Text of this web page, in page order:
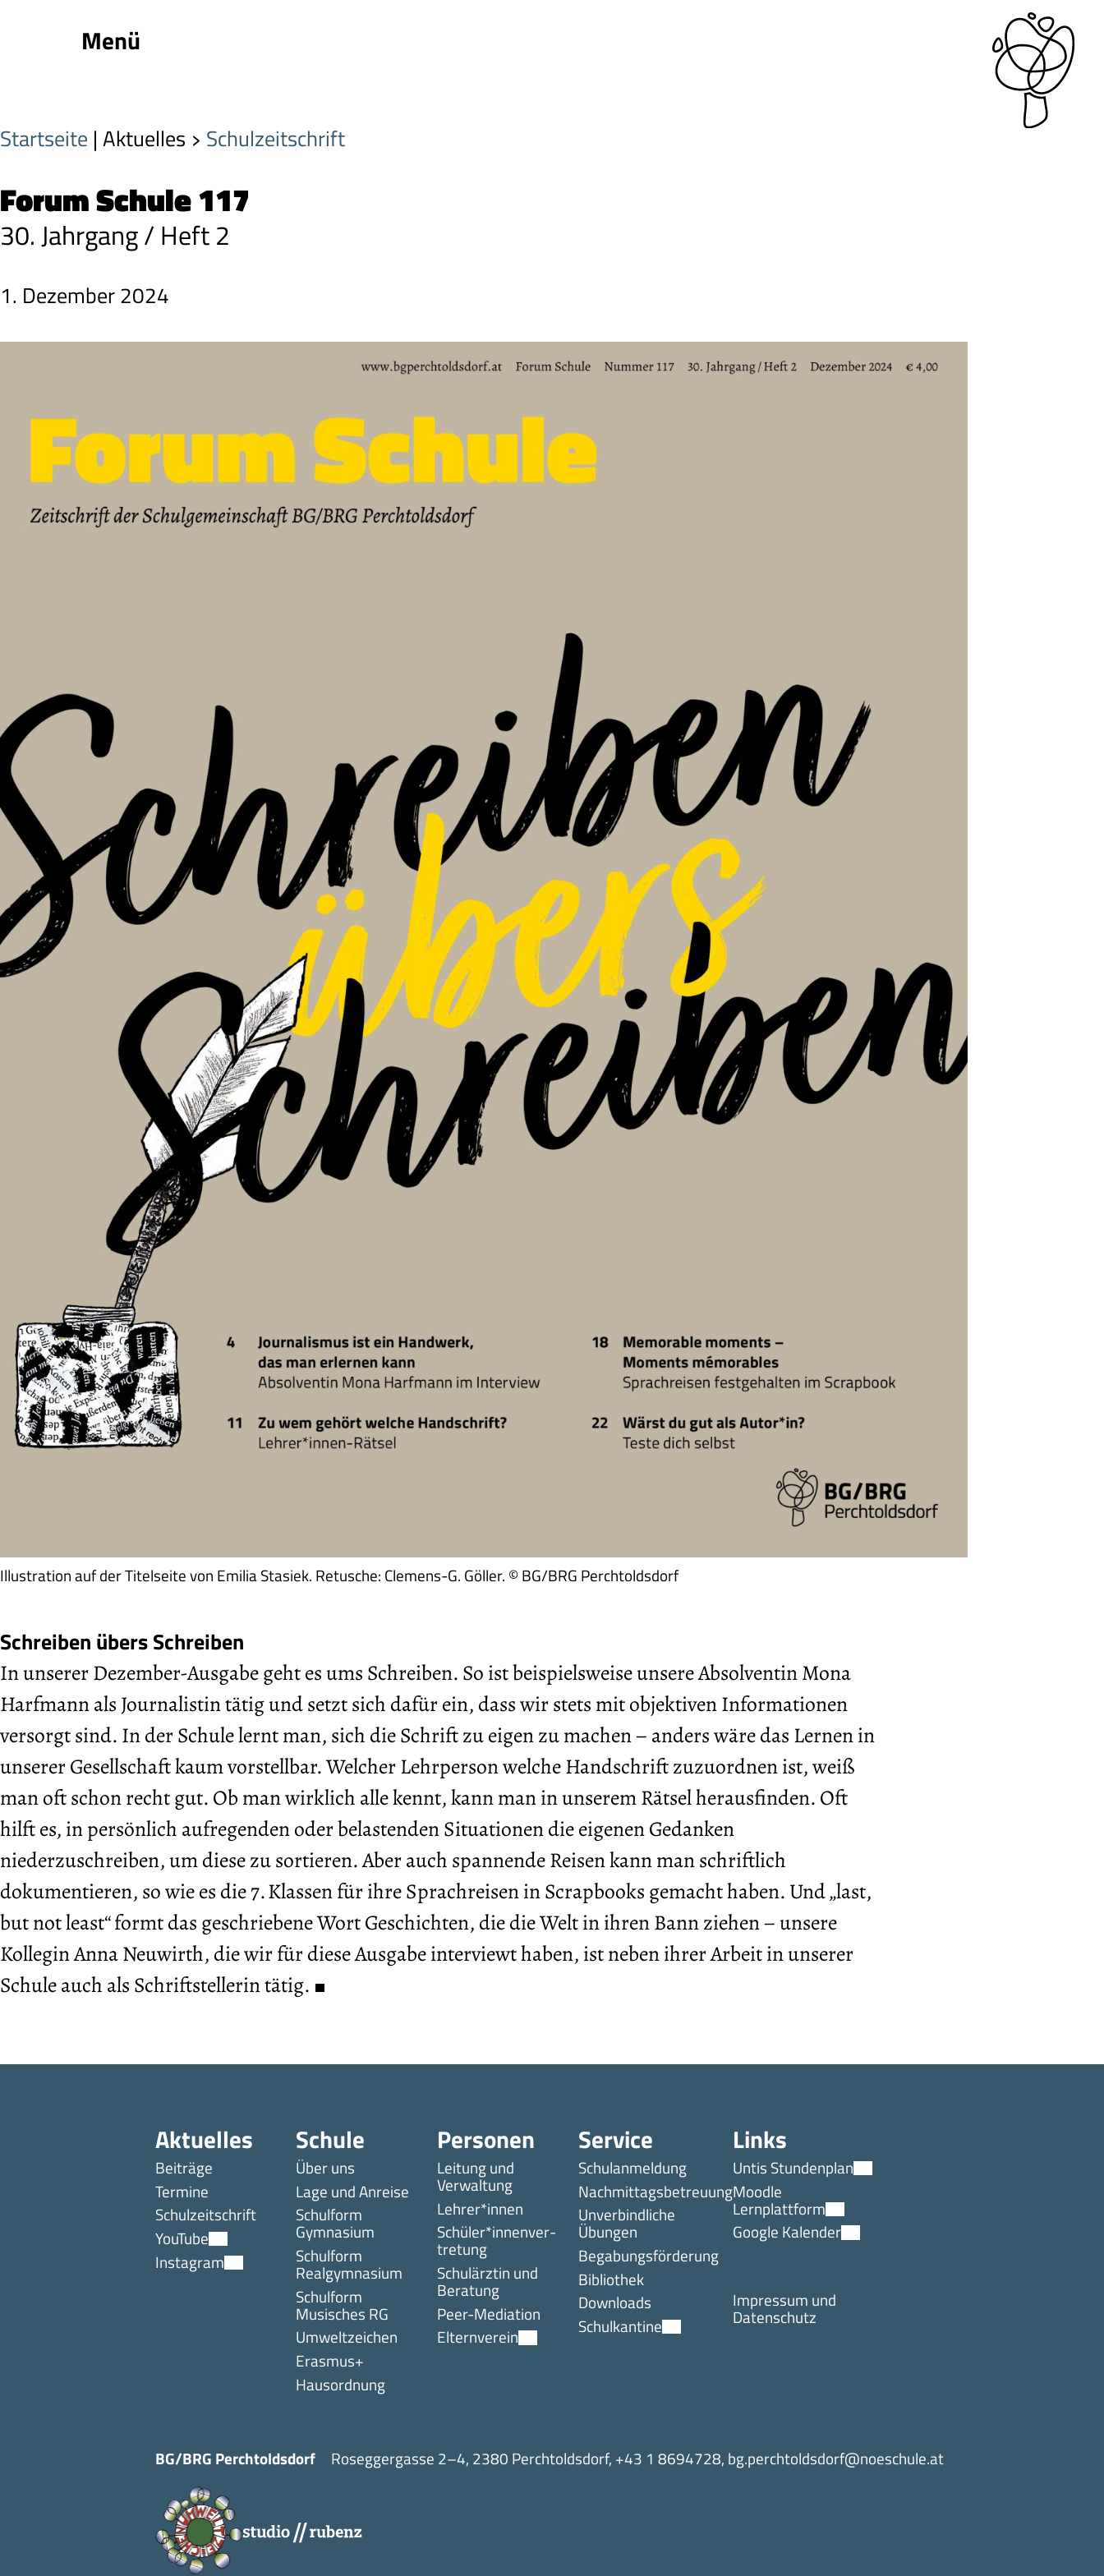
Menü
Startseite | Aktuelles Schulzeitschrift
Forum Schule 117
30. Jahrgang / Heft 2
1. Dezember 2024
Illustration auf der Titelseite von Emilia Stasiek. Retusche: Clemens-G. Göller. © BG/BRG Perchtoldsdorf
Schreiben übers Schreiben
In unserer Dezember-Ausgabe geht es ums Schreiben. So ist beispielsweise unsere Absolventin Mona
Harfmann als Journalistin tätig und setzt sich dafür ein, dass wir stets mit objektiven Informationen
versorgt sind. In der Schule lernt man, sich die Schrift zu eigen zu machen – anders wäre das Lernen in
unserer Gesellschaft kaum vorstellbar. Welcher Lehrperson welche Handschrift zuzuordnen ist, weiß
man oft schon recht gut. Ob man wirklich alle kennt, kann man in unserem Rätsel herausfinden. Oft
hilft es, in persönlich aufregenden oder belastenden Situationen die eigenen Gedanken
niederzuschreiben, um diese zu sortieren. Aber auch spannende Reisen kann man schriftlich
dokumentieren, so wie es die 7. Klassen für ihre Sprachreisen in Scrapbooks gemacht haben. Und „last,
but not least“ formt das geschriebene Wort Geschichten, die die Welt in ihren Bann ziehen – unsere
Kollegin Anna Neuwirth, die wir für diese Ausgabe interviewt haben, ist neben ihrer Arbeit in unserer
Schule auch als Schriftstellerin tätig.
Aktuelles
Beiträge
Termine
Schulzeitschrift
YouTube
Instagram
Schule
Über uns
Lage und Anreise
Schulform
Gymnasium
Schulform
Realgymnasium
Schulform
Musisches RG
Umweltzeichen
Erasmus+
Hausordnung
Personen
Leitung und
Verwaltung
Lehrer*innen
Schüler*innen­ver­
tretung
Schulärztin und
Beratung
Peer-Mediation
Elternverein
Service
Schulanmeldung
Nachmittagsbetreuung
Unverbindliche
Übungen
Begabungsförderung
Bibliothek
Downloads
Schulkantine
Links
Untis Stundenplan
Moodle
Lernplattform
Google Kalender
Impressum und
Datenschutz
BG/BRG Perchtoldsdorf Roseggergasse 2–4, 2380 Perchtoldsdorf, +43 1 8694728, bg.perchtoldsdorf@noeschule.at